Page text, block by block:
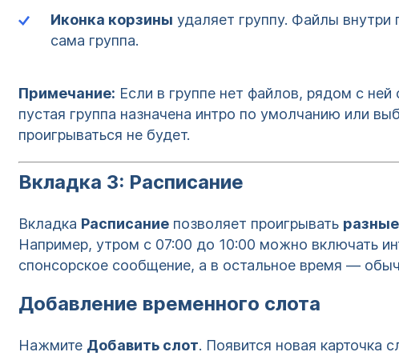
Иконка корзины удаляет группу. Файлы
сама группа.
Примечание: Если в группе нет файлов, рядом с
пустая группа назначена интро по умолчанию или
проигрываться не будет.
Вкладка 3: Расписание
Вкладка Расписание позволяет проигрывать
Например, утром с 07:00 до 10:00 можно включать
спонсорское сообщение, а в остальное время —
Добавление временного слота
Нажмите Добавить слот. Появится новая карточка